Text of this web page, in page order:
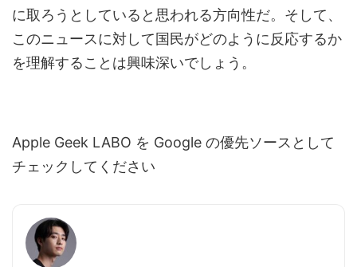
に取ろうとしていると思われる方向性だ。そして、
このニュースに対して国民がどのように反応するか
を理解することは興味深いでしょう。
Apple Geek LABO を Google の優先ソースとして
チェックしてください